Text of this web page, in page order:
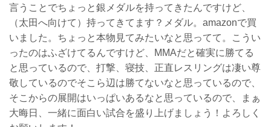
言うことでちょっと銀メダルを持ってきたんですけど、
（太田へ向けて）持ってきてます？メダル。amazonで買
いました。ちょっと本物見てみたいなと思ってて。こうい
ったのはふざけてるんですけど、MMAだと確実に勝てる
と思っているので、打撃、寝技、正直レスリングは凄い尊
敬しているのでそこら辺は勝てないなと思っているので、
そこからの展開はいっぱいあるなと思っているので、まぁ
大晦日、一緒に面白い試合を盛り上げましょう！よろしく